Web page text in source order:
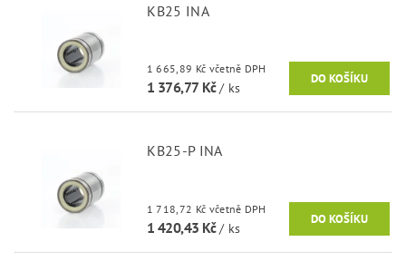
KB25 INA
1 665,89 Kč včetně DPH
1 376,77 Kč/ ks
KB25-P INA
1 718,72 Kč včetně DPH
1 420,43 Kč/ ks